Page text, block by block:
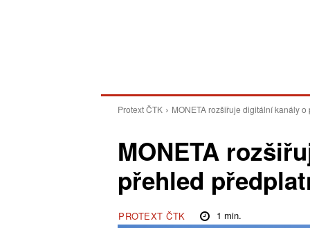
Protext ČTK MONETA rozšiřuje digitální kanály
MONETA
přehled
PROTEXT ČTK 1 min.